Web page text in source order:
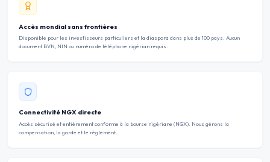
Accès mondial sans frontières
Disponible pour les investisseurs particuliers et la diaspora dans plus de 100 pays. Aucun
document BVN, NIN ou numéro de téléphone nigérian requis.
Connectivité NGX directe
Accès sécurisé et entièrement conforme à la bourse nigériane (NGX). Nous gérons la
compensation, la garde et le règlement.